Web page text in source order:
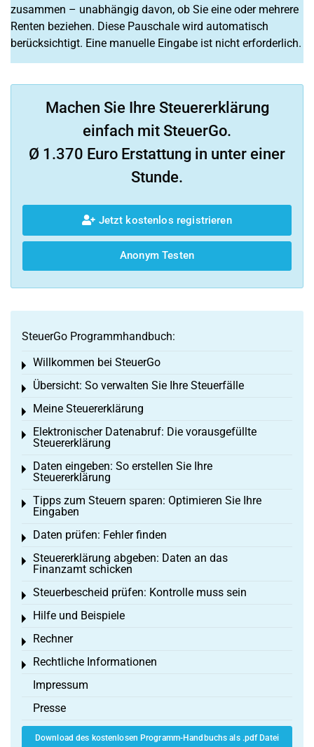
zusammen – unabhängig davon, ob Sie eine oder mehrere
Renten beziehen. Diese Pauschale wird automatisch
berücksichtigt. Eine manuelle Eingabe ist nicht erforderlich.
Machen Sie Ihre Steuererklärung
einfach mit SteuerGo.
Ø 1.370 Euro Erstattung in unter einer
Stunde.
Jetzt kostenlos registrieren
Anonym Testen
SteuerGo Programmhandbuch:
Willkommen bei SteuerGo
Toggle menu
Übersicht: So verwalten Sie Ihre Steuerfälle
Toggle menu
Meine Steuererklärung
Toggle menu
Elektronischer Datenabruf: Die vorausgefüllte
Steuererklärung
Toggle menu
Daten eingeben: So erstellen Sie Ihre
Steuererklärung
Toggle menu
Tipps zum Steuern sparen: Optimieren Sie Ihre
Eingaben
Toggle menu
Daten prüfen: Fehler finden
Toggle menu
Steuererklärung abgeben: Daten an das
Finanzamt schicken
Toggle menu
Steuerbescheid prüfen: Kontrolle muss sein
Toggle menu
Hilfe und Beispiele
Toggle menu
Rechner
Toggle menu
Rechtliche Informationen
Toggle menu
Impressum
Presse
Download des kostenlosen Programm-Handbuchs als .pdf Datei